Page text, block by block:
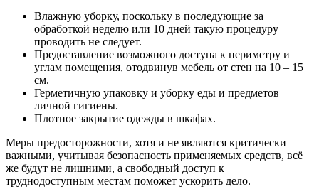
Влажную уборку, поскольку в последующие за
обработкой неделю или 10 дней такую процедуру
проводить не следует.
Предоставление возможного доступа к периметру и
углам помещения, отодвинув мебель от стен на 10 – 15
см.
Герметичную упаковку и уборку еды и предметов
личной гигиены.
Плотное закрытие одежды в шкафах.
Меры предосторожности, хотя и не являются критически
важными, учитывая безопасность применяемых средств, всё
же будут не лишними, а свободный доступ к
труднодоступным местам поможет ускорить дело.